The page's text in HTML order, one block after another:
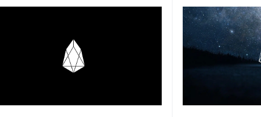
Capital
(EOS) : Qu’est-ce que c’est, comment ça fonctionne et comment
Crypto : EOS